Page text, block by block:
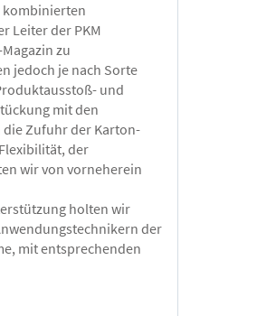
kombinierten
Leiter der PKM
zu
jedoch je nach Sorte
und
mit den
die Zufuhr der Karton-
der
wir von vorneherein
holten wir
der
mit entsprechenden